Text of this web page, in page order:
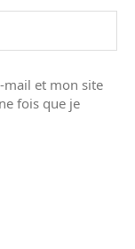
mail et mon site
fois que je